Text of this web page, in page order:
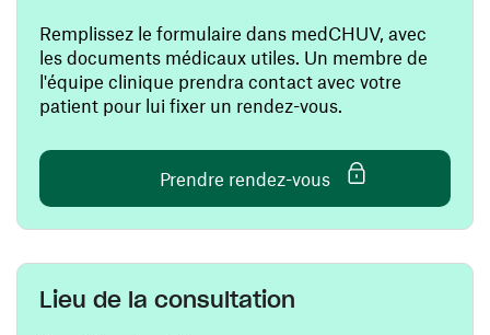
Remplissez le formulaire dans medCHUV, avec
les documents médicaux utiles. Un membre de
l'équipe clinique prendra contact avec votre
patient pour lui fixer un rendez-vous.
Prendre rendez-vous(ouvre une
Lieu de la consultation